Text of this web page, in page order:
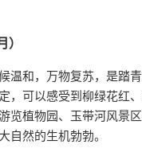
温和，万物复苏，是踏青
，可以感受到柳绿花红
览植物园、玉带河风景
自然的生机勃勃。